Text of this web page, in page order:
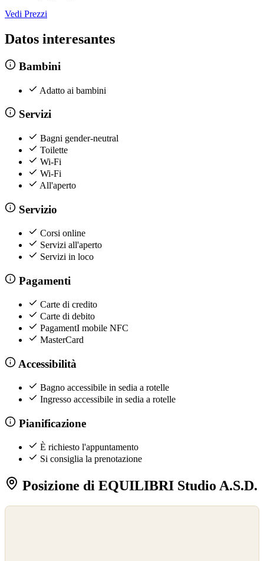
Vedi Prezzi
Datos interesantes
Bambini
Adatto ai bambini
Servizi
Bagni gender-neutral
Toilette
Wi-Fi
Wi-Fi
All'aperto
Servizio
Corsi online
Servizi all'aperto
Servizi in loco
Pagamenti
Carte di credito
Carte di debito
PagamentI mobile NFC
MasterCard
Accessibilità
Bagno accessibile in sedia a rotelle
Ingresso accessibile in sedia a rotelle
Pianificazione
È richiesto l'appuntamento
Si consiglia la prenotazione
Posizione di EQUILIBRI Studio A.S.D.